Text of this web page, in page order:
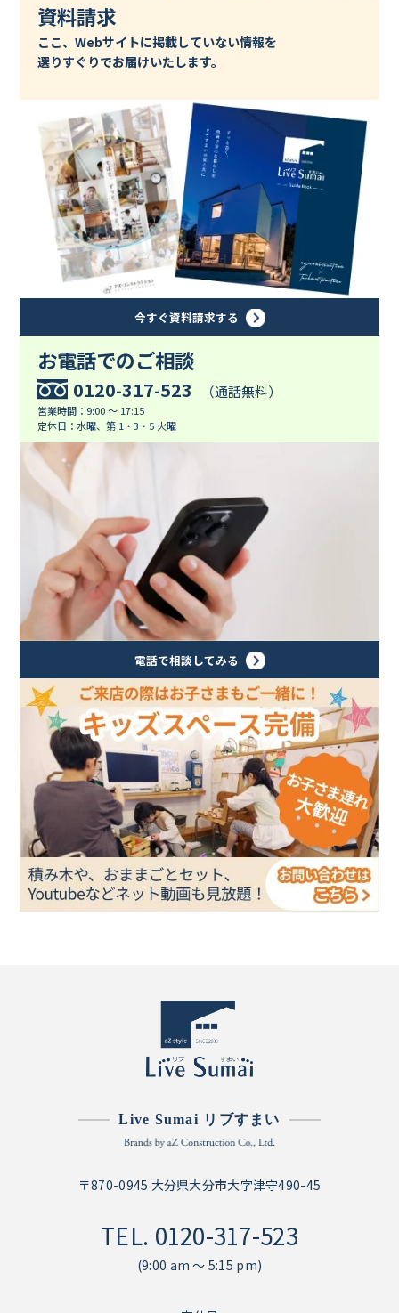
資料請求
ここ、Webサイトに掲載していない情報を
選りすぐりでお届けいたします。
今すぐ資料請求する
お電話でのご相談
0120-317-523 （通話無料）
営業時間：9:00 ～ 17:15
定休日：水曜、第 1・3・5 火曜
電話で相談してみる
Live Sumai リブすまい
〒870-0945 大分県大分市大字津守490-45
TEL. 0120-317-523
(9:00 am ～ 5:15 pm)